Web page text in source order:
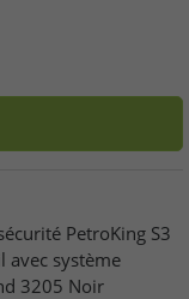
PetroKing S3
avec système
3205 Noir